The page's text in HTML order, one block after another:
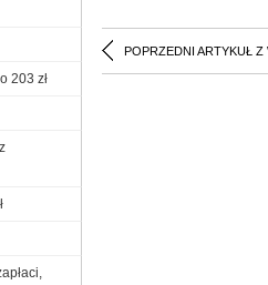
POPRZEDNI ARTYKUŁ Z
203 zł